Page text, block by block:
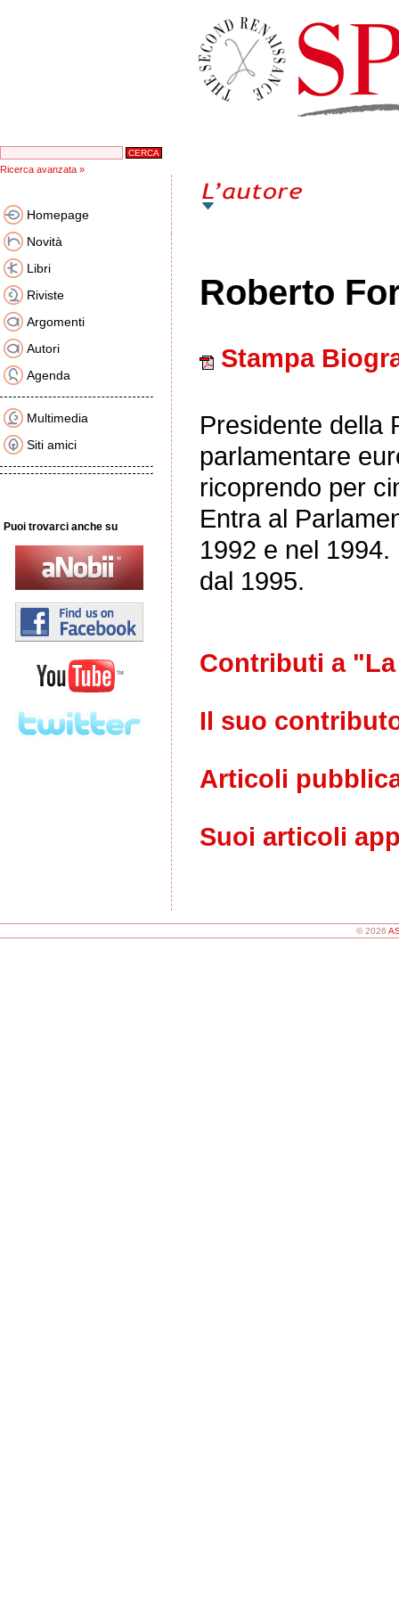
Ricerca avanzata »
Homepage
Novità
Libri
Riviste
Argomenti
Autori
Agenda
Multimedia
Siti amici
Puoi trovarci anche su
Roberto
Stampa
Presidente della
parlamentare
ricoprendo per
Entra al
1992 e nel
dal 1995.
Contributi a
Il suo
Articoli
Suoi articoli
© 2026